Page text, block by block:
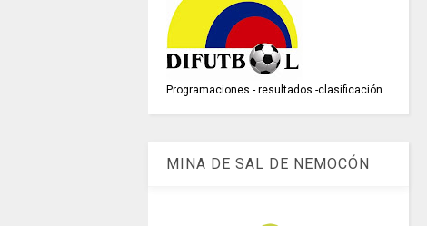
Programaciones - resultados -clasificación
MINA DE SAL DE NEMOCÓN